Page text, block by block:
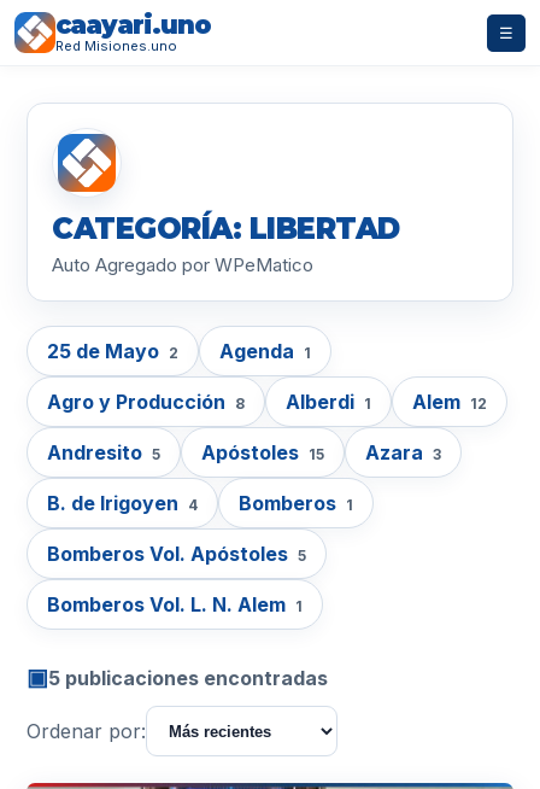
caayari.uno
Red Misiones.uno
☰
CATEGORÍA: LIBERTAD
Auto Agregado por WPeMatico
25 de Mayo 2 Agenda 1
Agro y Producción 8 Alberdi 1 Alem 12
Andresito 5 Apóstoles 15 Azara 3
B. de Irigoyen 4 Bomberos 1
Bomberos Vol. Apóstoles 5
Bomberos Vol. L. N. Alem 1
▣5 publicaciones encontradas
Ordenar por: